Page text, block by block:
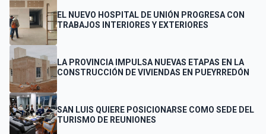
EL NUEVO HOSPITAL DE UNIÓN PROGRESA CON
TRABAJOS INTERIORES Y EXTERIORES
LA PROVINCIA IMPULSA NUEVAS ETAPAS EN LA
CONSTRUCCIÓN DE VIVIENDAS EN PUEYRREDÓN
SAN LUIS QUIERE POSICIONARSE COMO SEDE DEL
TURISMO DE REUNIONES